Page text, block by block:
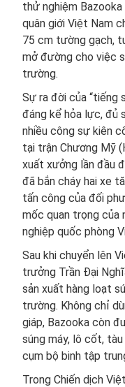
thử nghiệm
quân giới Việt Nam
75 cm tường gạch,
mở đường cho việc
trường.
Sự ra đời của “tiếng
đáng kể hỏa lực, đủ
nhiều công sự kiên
tại trận Chương Mỹ
xuất xưởng lần đầu
đã bắn cháy hai xe
tấn công của đối
mốc quan trọng của
nghiệp quốc phòng
Sau khi chuyển lên
trưởng Trần Đại
sản xuất hàng loạt
trường. Không chỉ
giáp, Bazooka còn
súng máy, lô cốt,
cụm bộ binh tập
Trong Chiến dịch